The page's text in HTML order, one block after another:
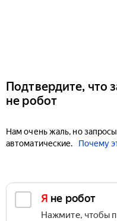
Подтвердите, что
не робот
Нам очень жаль, но
автоматические.
Почему
Я не робот
Нажмите, чтобы